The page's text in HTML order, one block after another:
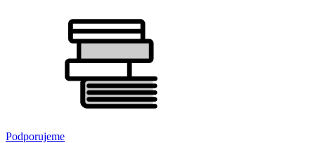
Podporujeme